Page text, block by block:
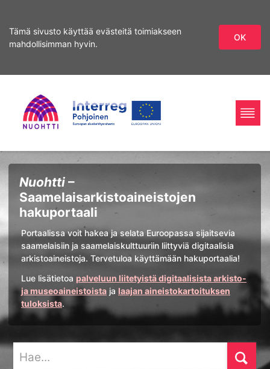
Tämä sivusto käyttää evästeitä toimiakseen
mahdollisimman hyvin.
OK
sisältöön
Home
Page
Interreg
Nord
Haku
Nuohtti –
Saamelaisarkistoaineistojen
hakuportaali
Portaalissa voit hakea ja selata Euroopassa sijaitsevia
saamelaisiin ja saamelaiskulttuuriin liittyviä digitaalisia
arkistoaineistoja. Tervetuloa käyttämään hakuportaalia!
Lue lisätietoa palveluun liitetyistä digitaalisista arkisto-
ja museoaineistoista ja laajan aineistokartoituksen
tuloksista.